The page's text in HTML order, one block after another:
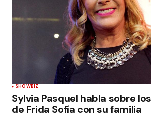
SHOWBIZ
Sylvia Pasquel habla sobre
de Frida Sofía con su familia